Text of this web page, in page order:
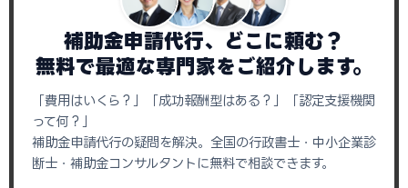
補助金申請代行、どこに頼む？
無料で最適な専門家をご紹介します。
「費用はいくら？」「成功報酬型はある？」「認定支援機関
って何？」
補助金申請代行の疑問を解決。全国の行政書士・中小企業診
断士・補助金コンサルタントに無料で相談できます。